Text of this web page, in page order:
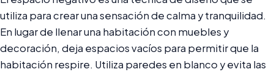
utiliza para crear una sensación de calma y tranquilidad.
En lugar de llenar una habitación con muebles y
decoración, deja espacios vacíos para permitir que la
habitación respire. Utiliza paredes en blanco y evita las